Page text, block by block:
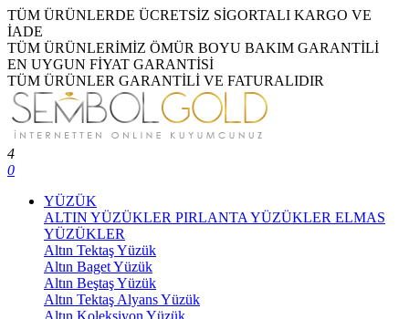
TÜM ÜRÜNLERDE ÜCRETSİZ SİGORTALI KARGO VE
İADE
TÜM ÜRÜNLERİMİZ ÖMÜR BOYU BAKIM GARANTİLİ
EN UYGUN FİYAT GARANTİSİ
TÜM ÜRÜNLER GARANTİLİ VE FATURALIDIR
4
0
YÜZÜK
ALTIN YÜZÜKLER PIRLANTA YÜZÜKLER ELMAS
YÜZÜKLER
Altın Tektaş Yüzük
Altın Baget Yüzük
Altın Beştaş Yüzük
Altın Tektaş Alyans Yüzük
Altın Koleksiyon Yüzük